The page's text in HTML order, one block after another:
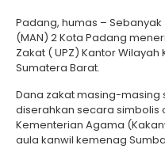
Padang, humas –
(MAN) 2 Kota Padang
Zakat ( UPZ) Kantor
Sumatera Barat.
Dana zakat masing-masing
diserahkan secara simbolis
Kementerian Agama
aula kanwil kemenag